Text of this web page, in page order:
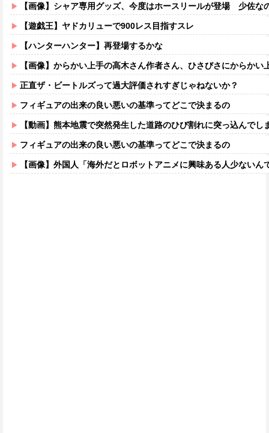
【画像】シャア専用グッズ、今度はホースリールが登場 少佐
【遊戯王】ヤドカリューで900レス目指すスレ
【ハンターハンター】再登場するかな
【画像】からかい上手の高木さん作者さん、ひさびさにからかい上手の高木
正直ザ・ビートルズって過大評価されすぎじゃねないか？
フィギュアの出来の良い悪いの基準ってどこで決まるの
【動画】熊本地震で突然発生した道路のひび割れに突っ込んでし
フィギュアの出来の良い悪いの基準ってどこで決まるの
【画像】外国人「海外だとロボットアニメに興味ある人少ないん